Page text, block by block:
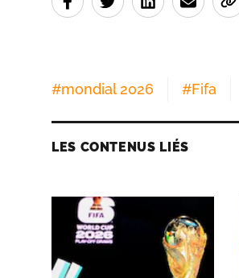
#mondial 2026 #Fifa
LES CONTENUS LIÉS